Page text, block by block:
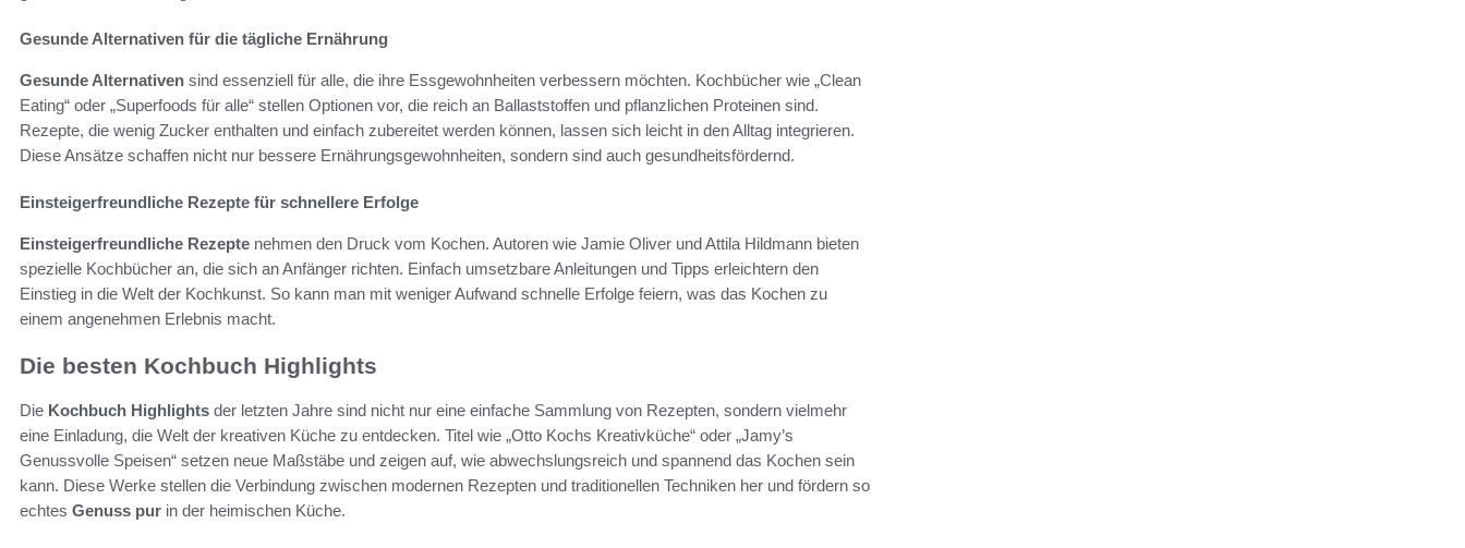
Gesunde Alternativen für die tägliche Ernährung
Gesunde Alternativen sind essenziell für alle, die ihre Essgewohnheiten verbessern möchten. Kochbücher wie „Clean
Eating“ oder „Superfoods für alle“ stellen Optionen vor, die reich an Ballaststoffen und pflanzlichen Proteinen sind.
Rezepte, die wenig Zucker enthalten und einfach zubereitet werden können, lassen sich leicht in den Alltag integrieren.
Diese Ansätze schaffen nicht nur bessere Ernährungsgewohnheiten, sondern sind auch gesundheitsfördernd.
Einsteigerfreundliche Rezepte für schnellere Erfolge
Einsteigerfreundliche Rezepte nehmen den Druck vom Kochen. Autoren wie Jamie Oliver und Attila Hildmann bieten
spezielle Kochbücher an, die sich an Anfänger richten. Einfach umsetzbare Anleitungen und Tipps erleichtern den
Einstieg in die Welt der Kochkunst. So kann man mit weniger Aufwand schnelle Erfolge feiern, was das Kochen zu
einem angenehmen Erlebnis macht.
Die besten Kochbuch Highlights
Die Kochbuch Highlights der letzten Jahre sind nicht nur eine einfache Sammlung von Rezepten, sondern vielmehr
eine Einladung, die Welt der kreativen Küche zu entdecken. Titel wie „Otto Kochs Kreativküche“ oder „Jamy’s
Genussvolle Speisen“ setzen neue Maßstäbe und zeigen auf, wie abwechslungsreich und spannend das Kochen sein
kann. Diese Werke stellen die Verbindung zwischen modernen Rezepten und traditionellen Techniken her und fördern so
echtes Genuss pur in der heimischen Küche.